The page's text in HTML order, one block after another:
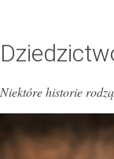
Niektóre historie